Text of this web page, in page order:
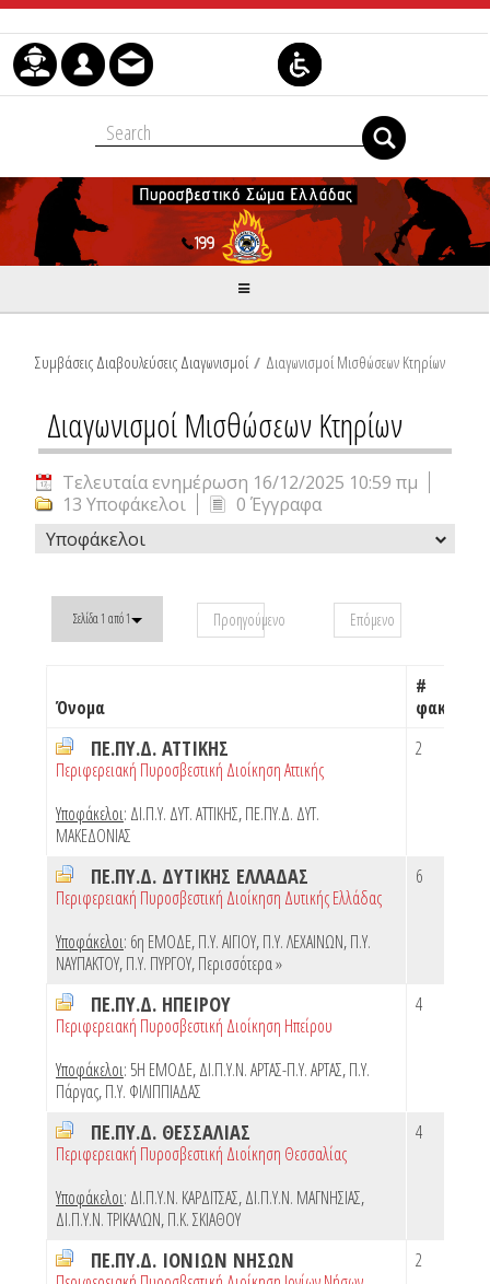
Μετάβαση στο περιεχόμενο
Συμβάσεις Διαβουλεύσεις Διαγωνισμοί / Διαγωνισμοί Μισθώσεων Κτηρίων
Διαγωνισμοί Μισθώσεων Κτηρίων
Τελευταία ενημέρωση 16/12/2025 10:59 πμ
13 Υποφάκελοι
0 Έγγραφα
Υποφάκελοι
Σελίδα 1 από 1 Προηγούμενο Επόμενο
Όνομα
#
φακέλων
ΠΕ.ΠΥ.Δ. ΑΤΤΙΚΗΣ
Περιφερειακή Πυροσβεστική Διοίκηση Αττικής
Υποφάκελοι: ΔΙ.Π.Υ. ΔΥΤ. ΑΤΤΙΚΗΣ,ΠΕ.ΠΥ.Δ. ΔΥΤ.
ΜΑΚΕΔΟΝΙΑΣ
2
ΠΕ.ΠΥ.Δ. ΔΥΤΙΚΗΣ ΕΛΛΑΔΑΣ
Περιφερειακή Πυροσβεστική Διοίκηση Δυτικής Ελλάδας
Υποφάκελοι: 6η ΕΜΟΔΕ,Π.Υ. ΑΙΓΙΟΥ,Π.Υ. ΛΕΧΑΙΝΩΝ,Π.Υ.
ΝΑΥΠΑΚΤΟΥ,Π.Υ. ΠΥΡΓΟΥ,Περισσότερα »
6
ΠΕ.ΠΥ.Δ. ΗΠΕΙΡΟΥ
Περιφερειακή Πυροσβεστική Διοίκηση Ηπείρου
Υποφάκελοι: 5Η ΕΜΟΔΕ,ΔΙ.Π.Υ.Ν. ΑΡΤΑΣ-Π.Υ. ΑΡΤΑΣ,Π.Υ.
Πάργας,Π.Υ. ΦΙΛΙΠΠΙΑΔΑΣ
4
ΠΕ.ΠΥ.Δ. ΘΕΣΣΑΛΙΑΣ
Περιφερειακή Πυροσβεστική Διοίκηση Θεσσαλίας
Υποφάκελοι: ΔΙ.Π.Υ.Ν. ΚΑΡΔΙΤΣΑΣ,ΔΙ.Π.Υ.Ν. ΜΑΓΝΗΣΙΑΣ,
ΔΙ.Π.Υ.Ν. ΤΡΙΚΑΛΩΝ,Π.Κ. ΣΚΙΑΘΟΥ
4
ΠΕ.ΠΥ.Δ. ΙΟΝΙΩΝ ΝΗΣΩΝ 2